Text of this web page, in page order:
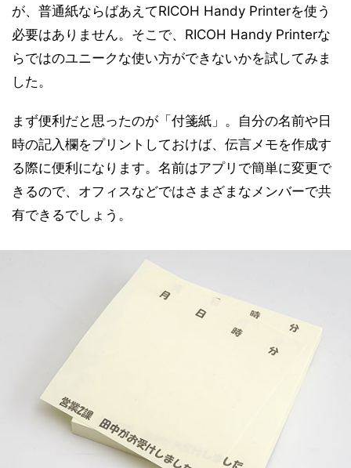
が、普通紙ならばあえてRICOH Handy Printerを使う
必要はありません。そこで、RICOH Handy Printerな
らではのユニークな使い方ができないかを試してみま
した。
まず便利だと思ったのが「付箋紙」。自分の名前や日
時の記入欄をプリントしておけば、伝言メモを作成す
る際に便利になります。名前はアプリで簡単に変更で
きるので、オフィスなどではさまざまなメンバーで共
有できるでしょう。